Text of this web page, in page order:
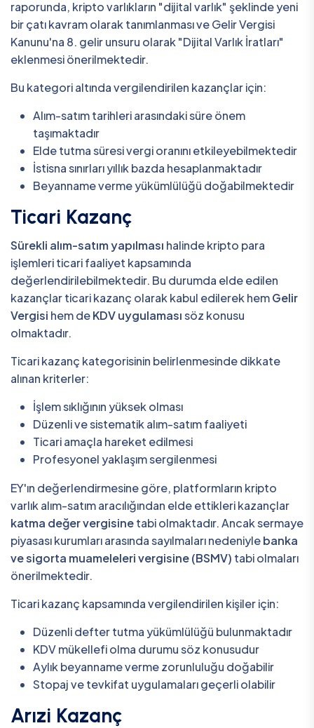
raporunda, kripto varlıkların "dijital varlık" şeklinde yeni
bir çatı kavram olarak tanımlanması ve Gelir Vergisi
Kanunu'na 8. gelir unsuru olarak "Dijital Varlık İratları"
eklenmesi önerilmektedir.
Bu kategori altında vergilendirilen kazançlar için:
Alım-satım tarihleri arasındaki süre önem
taşımaktadır
Elde tutma süresi vergi oranını etkileyebilmektedir
İstisna sınırları yıllık bazda hesaplanmaktadır
Beyanname verme yükümlülüğü doğabilmektedir
Ticari Kazanç
Sürekli alım-satım yapılması halinde kripto para
işlemleri ticari faaliyet kapsamında
değerlendirilebilmektedir. Bu durumda elde edilen
kazançlar ticari kazanç olarak kabul edilerek hemGelir
Vergisi hem deKDV uygulamasısöz konusu
olmaktadır.
Ticari kazanç kategorisinin belirlenmesinde dikkate
alınan kriterler:
İşlem sıklığının yüksek olması
Düzenli ve sistematik alım-satım faaliyeti
Ticari amaçla hareket edilmesi
Profesyonel yaklaşım sergilenmesi
EY'ın değerlendirmesine göre, platformların kripto
varlık alım-satım aracılığından elde ettikleri kazançlar
katma değer vergisinetabi olmaktadır. Ancak sermaye
piyasası kurumları arasında sayılmaları nedeniylebanka
ve sigorta muameleleri vergisine (BSMV) tabi olmaları
önerilmektedir.
Ticari kazanç kapsamında vergilendirilen kişiler için:
Düzenli defter tutma yükümlülüğü bulunmaktadır
KDV mükellefi olma durumu söz konusudur
Aylık beyanname verme zorunluluğu doğabilir
Stopaj ve tevkifat uygulamaları geçerli olabilir
Arızi Kazanç